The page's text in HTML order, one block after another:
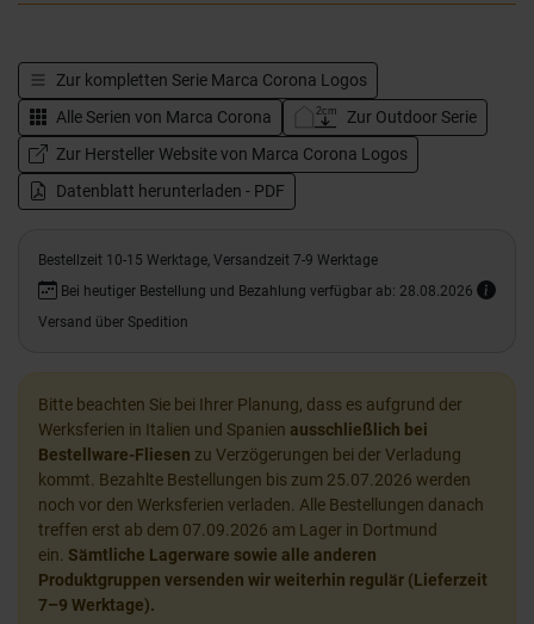
Zur kompletten Serie Marca Corona Logos
Alle Serien von Marca Corona
Zur Outdoor Serie
Zur Hersteller Website von Marca Corona Logos
Datenblatt herunterladen - PDF
Bestellzeit 10-15 Werktage, Versandzeit 7-9 Werktage
Bei heutiger Bestellung und Bezahlung verfügbar ab: 28.08.2026
Versand über Spedition
Bitte beachten Sie bei Ihrer Planung, dass es aufgrund der
Werksferien in Italien und Spanien ausschließlich bei
Bestellware-Fliesen zu Verzögerungen bei der Verladung
kommt. Bezahlte Bestellungen bis zum 25.07.2026 werden
noch vor den Werksferien verladen. Alle Bestellungen danach
treffen erst ab dem 07.09.2026 am Lager in Dortmund
ein. Sämtliche Lagerware sowie alle anderen
Produktgruppen versenden wir weiterhin regulär (Lieferzeit
7–9 Werktage).